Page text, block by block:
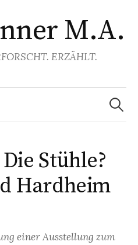
M.A.
ERZÄHLT.
Suchen
nach:
Stühle?
Hardheim
einer Ausstellung zum